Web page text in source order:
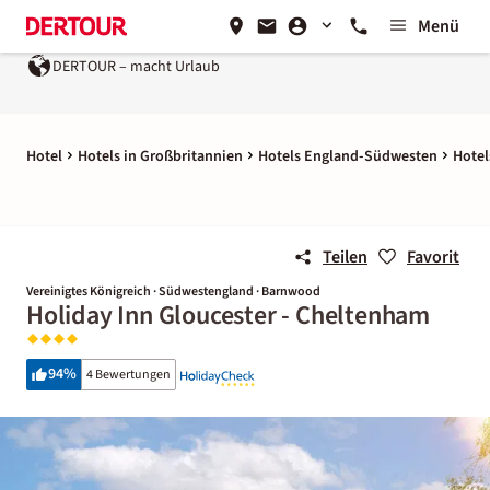
Menü
DERTOUR – macht Urlaub
Hotel Hotels in Großbritannien Hotels England-Südwesten
Teilen Favorit
Vereinigtes Königreich · Südwestengland · Barnwood
Holiday Inn Gloucester - Cheltenham
94% 4 Bewertungen